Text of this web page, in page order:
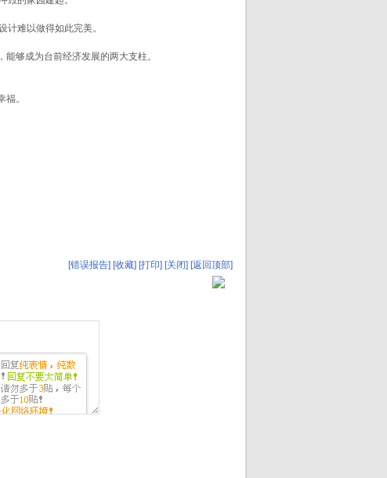
难以做得如此完美。
够成为台前经济发展的两大支柱。
。
[错误报告] [收藏] [打印] [关闭] [返回顶部]